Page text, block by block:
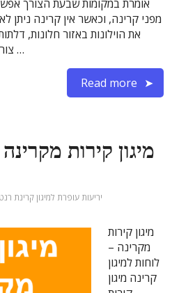
אומרת במקומות שבעת הצורך
מפני קרינה, וכאשר אין קרינה ניתן
את הוילונות באזור חלונות,
צורך במיגון קרינה עם אפשרות …
Read more
מיגון קירות
יריעות עופרת למיגון קרינת
מיגון קירות
מקרינה –
לוחות למיגון
קרינה מיגון